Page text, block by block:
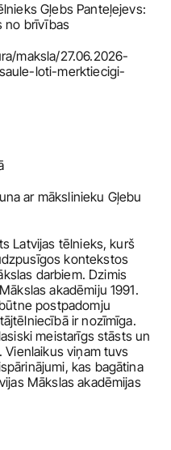
Gļebs Panteļejevs:
no brīvības
maksla/27.06.2026-
loti-merktiecigi-
ar mākslinieku Gļebu
Latvijas tēlnieks, kurš
kontekstos
darbiem. Dzimis
akadēmiju 1991.
postpadomju
ir nozīmīga.
meistarīgs stāsts un
Vienlaikus viņam tuvs
kas bagātina
Mākslas akadēmijas